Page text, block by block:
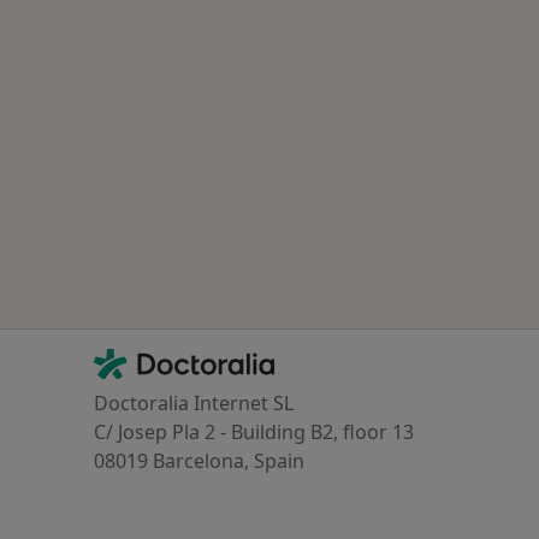
Contacto
Doctoralia - Página de inicio
Doctoralia Internet SL
C/ Josep Pla 2 - Building B2, floor 13
08019 Barcelona, Spain